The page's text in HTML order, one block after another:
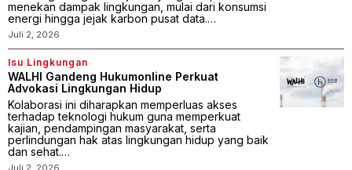
menekan dampak lingkungan, mulai dari konsumsi
energi hingga jejak karbon pusat data.…
Juli 2, 2026
Isu Lingkungan
WALHI Gandeng Hukumonline Perkuat
Advokasi Lingkungan Hidup
Kolaborasi ini diharapkan memperluas akses
terhadap teknologi hukum guna memperkuat
kajian, pendampingan masyarakat, serta
perlindungan hak atas lingkungan hidup yang baik
dan sehat.…
Juli 2, 2026